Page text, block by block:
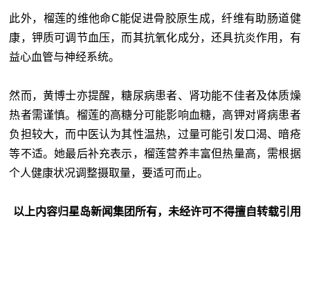
此外，榴莲的维他命C能促进骨胶原生成，纤维有助肠道健
康，钾质可调节血压，而其抗氧化成分，还具抗炎作用，有
益心血管与神经系统。
然而，黄博士亦提醒，糖尿病患者、肾功能不佳者及体质燥
热者需谨慎。榴莲的高糖分可能影响血糖，高钾对肾病患者
负担较大，而中医认为其性温热，过量可能引发口渴、暗疮
等不适。她最后补充表示，榴莲营养丰富但热量高，需根据
个人健康状况调整摄取量，要适可而止。
以上内容归星岛新闻集团所有，未经许可不得擅自转载引用